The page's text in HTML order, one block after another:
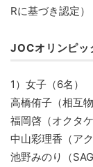
Rに基づき認定）
JOCオリンピッ
1）女子（6名）
高橋侑子（相互
福岡啓（オクタ
中山彩理香（ア
池野みのり（